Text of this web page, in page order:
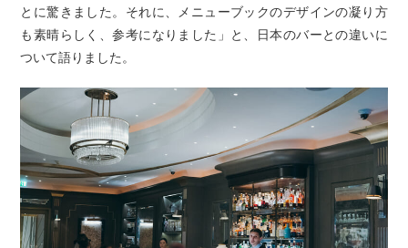
とに驚きました。それに、メニューブックのデザインの凝り方
も素晴らしく、参考になりました」と、日本のバーとの違いに
ついて語りました。